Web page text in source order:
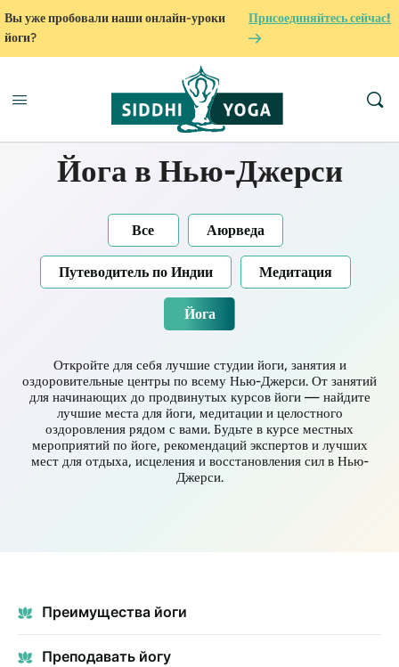
Вы уже пробовали наши онлайн-уроки
йоги?
Присоединяйтесь сейчас!
Йога в Нью-Джерси
Все Аюрведа
Путеводитель по Индии Медитация
Йога
Откройте для себя лучшие студии йоги, занятия и
оздоровительные центры по всему Нью-Джерси. От занятий
для начинающих до продвинутых курсов йоги — найдите
лучшие места для йоги, медитации и целостного
оздоровления рядом с вами. Будьте в курсе местных
мероприятий по йоге, рекомендаций экспертов и лучших
мест для отдыха, исцеления и восстановления сил в Нью-
Джерси.
Преимущества йоги
Преподавать йогу